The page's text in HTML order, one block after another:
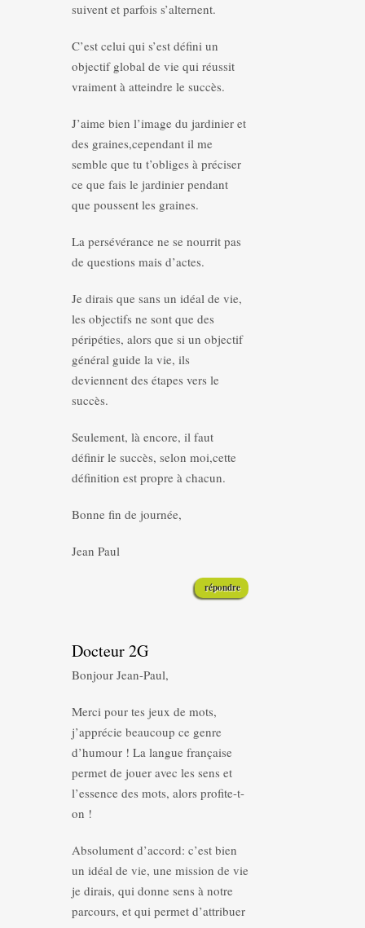
suivent et parfois s’alternent.
C’est celui qui s’est défini un
objectif global de vie qui réussit
vraiment à atteindre le succès.
J’aime bien l’image du jardinier et
des graines,cependant il me
semble que tu t’obliges à préciser
ce que fais le jardinier pendant
que poussent les graines.
La persévérance ne se nourrit pas
de questions mais d’actes.
Je dirais que sans un idéal de vie,
les objectifs ne sont que des
péripéties, alors que si un objectif
général guide la vie, ils
deviennent des étapes vers le
succès.
Seulement, là encore, il faut
définir le succès, selon moi,cette
définition est propre à chacun.
Bonne fin de journée,
Jean Paul
répondre
Docteur 2G
Bonjour Jean-Paul,
Merci pour tes jeux de mots,
j’apprécie beaucoup ce genre
d’humour ! La langue française
permet de jouer avec les sens et
l’essence des mots, alors profite-t-
on !
Absolument d’accord: c’est bien
un idéal de vie, une mission de vie
je dirais, qui donne sens à notre
parcours, et qui permet d’attribuer